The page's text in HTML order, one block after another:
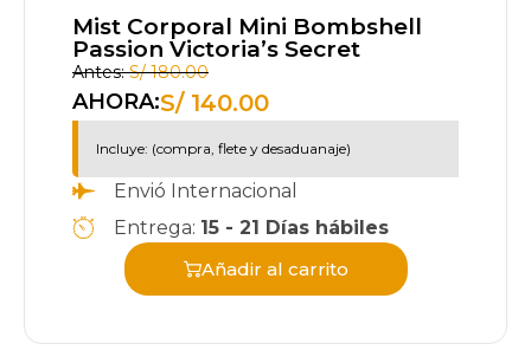
Mist Corporal Mini Bombshell
Passion Victoria’s Secret
Antes:S/180.00
AHORA:S/140.00
Incluye: (compra, flete y desaduanaje)
Envió Internacional
Entrega: 15 - 21 Días hábiles
Añadir al carrito